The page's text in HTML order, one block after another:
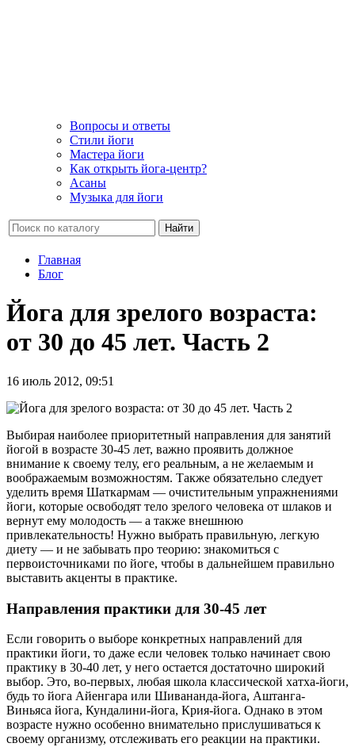
Вопросы и ответы
Стили йоги
Мастера йоги
Как открыть йога-центр?
Асаны
Музыка для йоги
Найти
Главная
Блог
Йога для зрелого возраста:
от 30 до 45 лет. Часть 2
16 июль 2012, 09:51
Выбирая наиболее приоритетный направления для занятий
йогой в возрасте 30-45 лет, важно проявить должное
внимание к своему телу, его реальным, а не желаемым и
воображаемым возможностям. Также обязательно следует
уделить время Шаткармам — очистительным упражнениями
йоги, которые освободят тело зрелого человека от шлаков и
вернут ему молодость — а также внешнюю
привлекательность! Нужно выбрать правильную, легкую
диету — и не забывать про теорию: знакомиться с
первоисточниками по йоге, чтобы в дальнейшем правильно
выставить акценты в практике.
Направления практики для 30-45 лет
Если говорить о выборе конкретных направлений для
практики йоги, то даже если человек только начинает свою
практику в 30-40 лет, у него остается достаточно широкий
выбор. Это, во-первых, любая школа классической хатха-йоги,
будь то йога Айенгара или Шивананда-йога, Аштанга-
Виньяса йога, Кундалини-йога, Крия-йога. Однако в этом
возрасте нужно особенно внимательно прислушиваться к
своему организму, отслеживать его реакции на практики.